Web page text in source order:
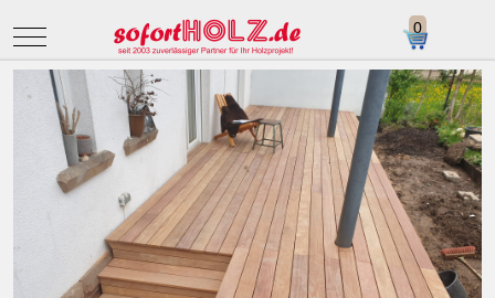
Mobile Menu Toggle